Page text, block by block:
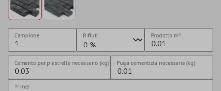
Campione Rifiuti Prodotto m²
Cemento per piastrelle necessario (kg) Fuga cementizia necessaria (kg)
Primer